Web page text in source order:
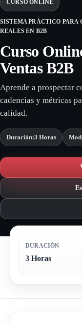
CURSO ONLINE
SISTEMA PRÁCTICO PARA
REALES EN B2B
Curso
Ventas B2B
Aprende a prospectar
cadencias y métricas
calidad.
Duración:3 Horas
DURACIÓN
3 Horas